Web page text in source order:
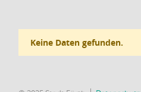
Keine Daten gefunden.